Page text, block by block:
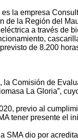
la empresa
de la Región del
a través de
de 8.200
la Comisión de
La Gloria”,
previo al
tener presente el
SMA dio por